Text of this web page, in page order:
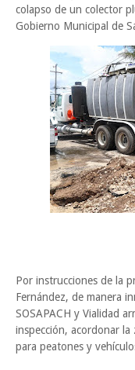
colapso de un colector
Gobierno Municipal de
Por instrucciones de la
Fernández, de manera
SOSAPACH y Vialidad
inspección, acordonar
para peatones y